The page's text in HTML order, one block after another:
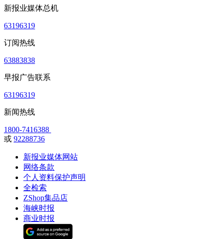
新报业媒体总机
63196319
订阅热线
63883838
早报广告联系
63196319
新闻热线
1800-7416388
或 92288736
新报业媒体网站
网络条款
个人资料保护声明
全检索
ZShop集品店
海峡时报
商业时报